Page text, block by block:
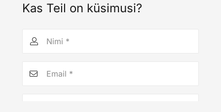
Kas Teil on küsimusi?